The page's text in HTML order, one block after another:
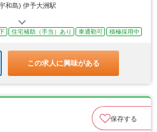
和島) 伊予大洲駅
住宅補助（手当）あり 車通勤可 積極採用中
この求人に興味がある
保存する